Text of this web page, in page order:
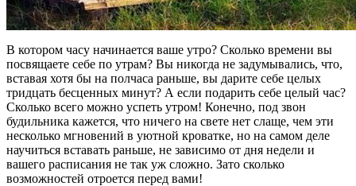
В котором часу начинается ваше утро? Сколько времени вы
посвящаете себе по утрам? Вы никогда не задумывались, что,
вставая хотя бы на полчаса раньше, вы дарите себе целых
тридцать бесценных минут? А если подарить себе целый час?
Сколько всего можно успеть утром! Конечно, под звон
будильника кажется, что ничего на свете нет слаще, чем эти
несколько мгновений в уютной кроватке, но на самом деле
научиться вставать раньше, не зависимо от дня недели и
вашего расписания не так уж сложно. Зато сколько
возможностей отроется перед вами!